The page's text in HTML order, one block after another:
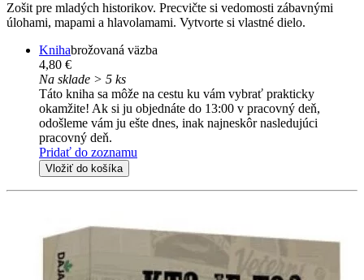
Zošit pre mladých historikov. Precvičte si vedomosti zábavnými
úlohami, mapami a hlavolamami. Vytvorte si vlastné dielo.
Knihabrožovaná väzba
4,80 €
Na sklade > 5 ks
Táto kniha sa môže na cestu ku vám vybrať prakticky
okamžite! Ak si ju objednáte do 13:00 v pracovný deň,
odošleme vám ju ešte dnes, inak najneskôr nasledujúci
pracovný deň.
Pridať do zoznamu
Vložiť do košíka